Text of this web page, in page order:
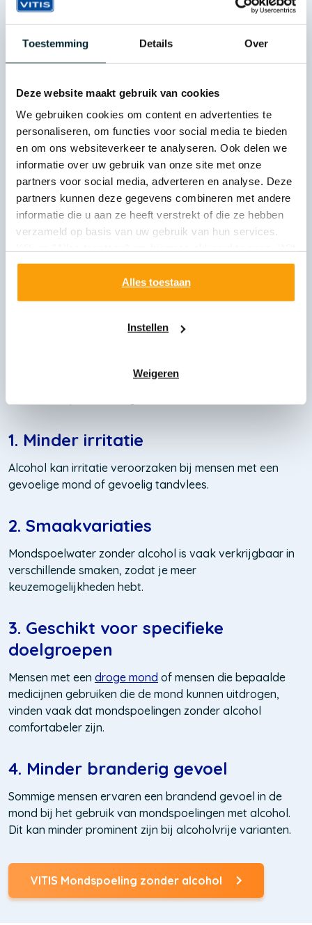
Toestemming Details Over
Deze website maakt gebruik van cookies
We gebruiken cookies om content en advertenties te
personaliseren, om functies voor social media te bieden
en om ons websiteverkeer te analyseren. Ook delen we
informatie over uw gebruik van onze site met onze
partners voor social media, adverteren en analyse. Deze
partners kunnen deze gegevens combineren met andere
informatie die u aan ze heeft verstrekt of die ze hebben
verzameld op basis van uw gebruik van hun services.
u liever geen cookies, klik dan op "instellen". Op onze
kunt u meer lezen over onze cookies.
Alles toestaan
Instellen
Weigeren
Kenmerken alcoholvrije
mondspoeling
Dagelijks je mond spoelen is een goede aanvulling op
het poetsen. Je reinigt de hele mondholte en de
tandenborstel lastig bij komt. In veel mondspoelingen zit
kiezen voor een mondspoeling zonder alcohol, zonder in
1. Minder irritatie
Alcohol kan irritatie veroorzaken bij mensen met een
gevoelige mond of gevoelig tandvlees.
2. Smaakvariaties
Mondspoelwater zonder alcohol is vaak verkrijgbaar in
verschillende smaken, zodat je meer
keuzemogelijkheden hebt.
3. Geschikt voor specifieke
doelgroepen
Mensen met een droge mond of mensen die bepaalde
medicijnen gebruiken die de mond kunnen uitdrogen,
vinden vaak dat mondspoelingen zonder alcohol
comfortabeler zijn.
4. Minder branderig gevoel
Sommige mensen ervaren een brandend gevoel in de
mond bij het gebruik van mondspoelingen met alcohol.
Dit kan minder prominent zijn bij alcoholvrije varianten.
VITIS Mondspoeling zonder alcohol